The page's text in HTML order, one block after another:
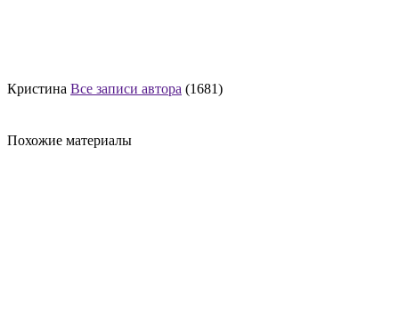
Кристина Все записи автора (1681)
Похожие материалы